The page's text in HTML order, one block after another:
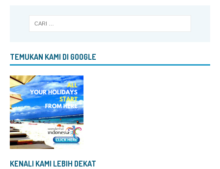
TEMUKAN KAMI DI GOOGLE
KENALI KAMI LEBIH DEKAT